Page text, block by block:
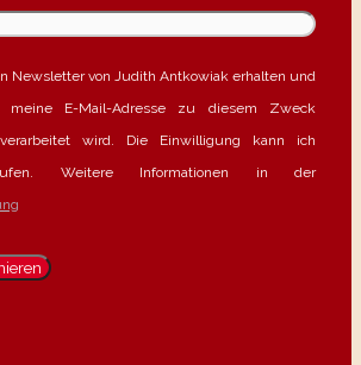
Newsletter von Judith Antkowiak erhalten und
E-Mail-Adresse zu diesem Zweck
wird. Die Einwilligung kann ich
Weitere Informationen in der